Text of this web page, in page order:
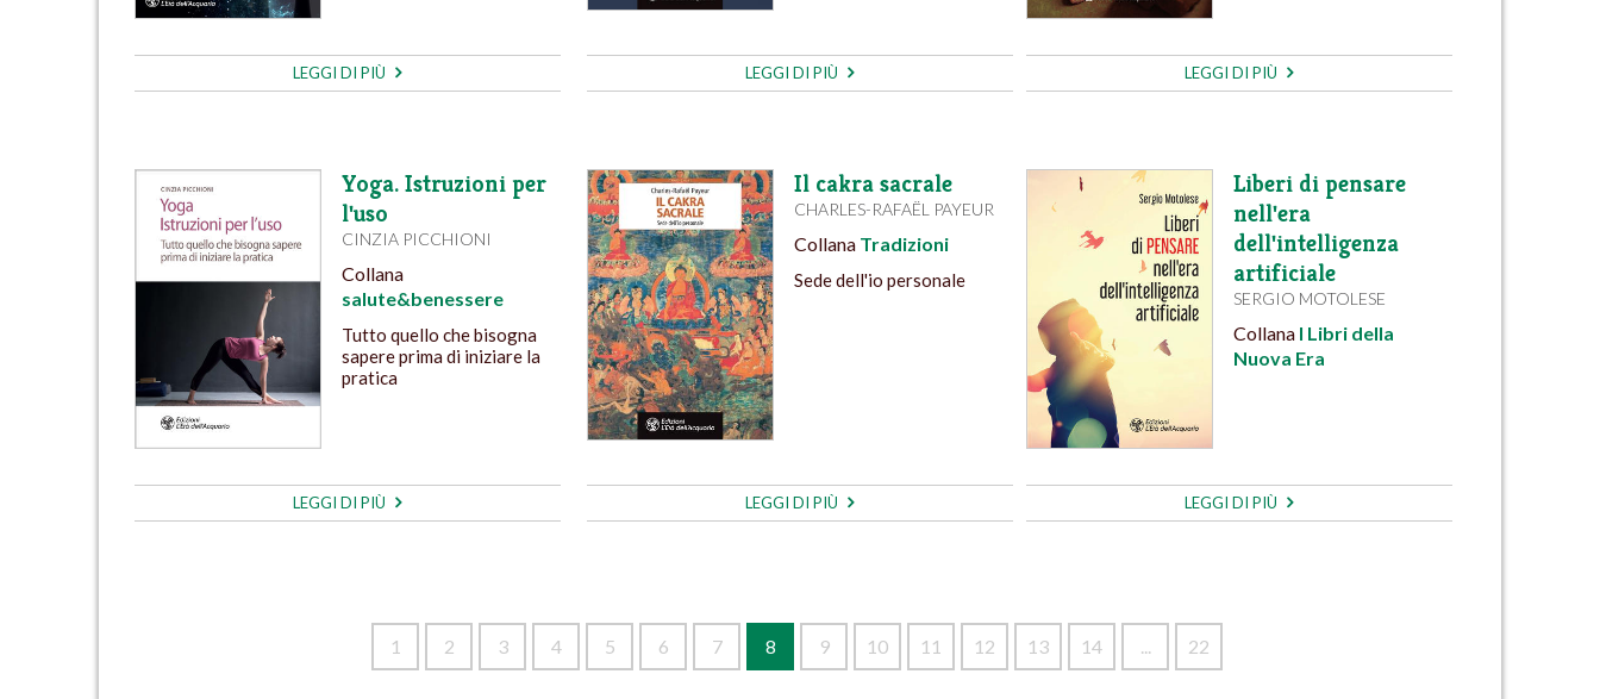
LEGGI DI PIÙ LEGGI DI PIÙ LEGGI DI PIÙ
Yoga. Istruzioni per
l'uso
CINZIA PICCHIONI
Collana
salute&benessere
Tutto quello che bisogna
sapere prima di iniziare la
pratica
LEGGI DI PIÙ
Il cakra sacrale
CHARLES-RAFAËL PAYEUR
Collana Tradizioni
Sede dell'io personale
LEGGI DI PIÙ
Liberi di pensare
nell'era
dell'intelligenza
artificiale
SERGIO MOTOLESE
Collana I Libri della
Nuova Era
LEGGI DI PIÙ
1 2 3 4 5 6 7 8 9 10 11 12 13 14 ... 22